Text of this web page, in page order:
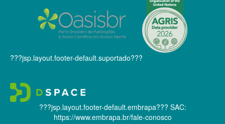
???jsp.layout.footer-default.suportado???
???jsp.layout.footer-default.embrapa??? SAC:
https://www.embrapa.br/fale-conosco